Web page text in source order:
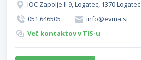
IOC Zapolje II 9, Logatec, 1370 Logatec
051 646505
info@evma.si
Več kontaktov v TIS-u